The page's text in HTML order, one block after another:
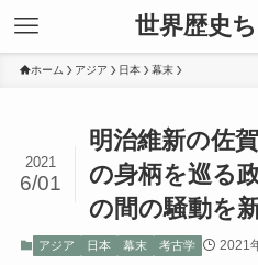
世界歴史
ホーム アジア 日本 幕末
明治維新の佐
の身柄を巡る
の間の騒動を
2021
6/01
アジア 日本 幕末 考古学 2021